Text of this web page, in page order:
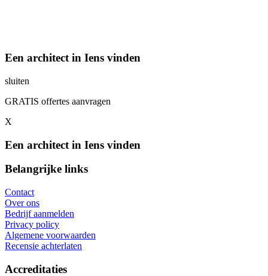
Een architect in Iens vinden
sluiten
GRATIS offertes aanvragen
X
Een architect in Iens vinden
Belangrijke links
Contact
Over ons
Bedrijf aanmelden
Privacy policy
Algemene voorwaarden
Recensie achterlaten
Accreditaties